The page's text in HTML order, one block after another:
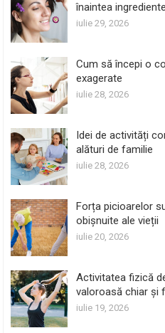
înaintea
iulie 29, 2026
Cum să începi o
exagerate
iulie 28, 2026
Idei de activități
alături de familie
iulie 28, 2026
Forța picioarelor
obișnuite ale vieții
iulie 20, 2026
Activitatea fizică
valoroasă chiar și
iulie 19, 2026